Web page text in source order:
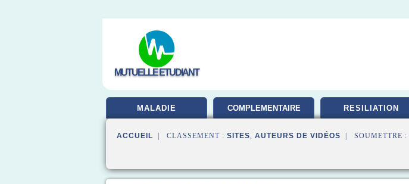
MUTUELLE ETUDIANT
MALADIE COMPLEMENTAIRE RESILIATION
ACCUEIL | CLASSEMENT : SITES, AUTEURS DE VIDÉOS | SOUMETTRE :